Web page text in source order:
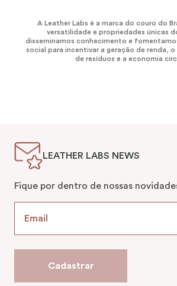
A Leather Labs é a marca do couro do
versatilidade e propriedades únicas
disseminamos conhecimento e
social para incentivar a geração de renda,
de resíduos e a economia
LEATHER LABS NEWS
Fique por dentro de nossas
Cadastrar